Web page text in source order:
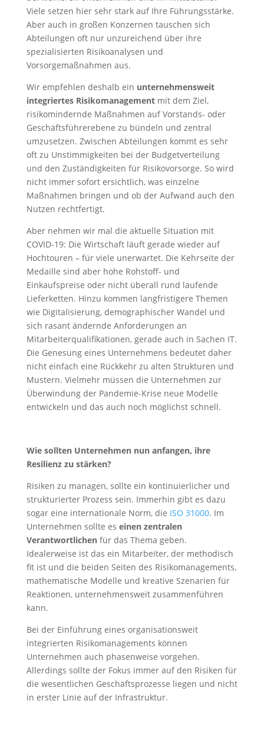
Viele setzen hier sehr stark auf Ihre Führungsstärke.
Aber auch in großen Konzernen tauschen sich
Abteilungen oft nur unzureichend über ihre
spezialisierten Risikoanalysen und
Vorsorgemaßnahmen aus.
Wir empfehlen deshalb ein unternehmensweit
integriertes Risikomanagementmit dem Ziel,
risikomindernde Maßnahmen auf Vorstands- oder
Geschäftsführerebene zu bündeln und zentral
umzusetzen. Zwischen Abteilungen kommt es sehr
oft zu Unstimmigkeiten bei der Budgetverteilung
und den Zuständigkeiten für Risikovorsorge. So wird
nicht immer sofort ersichtlich, was einzelne
Maßnahmen bringen und ob der Aufwand auch den
Nutzen rechtfertigt.
Aber nehmen wir mal die aktuelle Situation mit
COVID-19: Die Wirtschaft läuft gerade wieder auf
Hochtouren – für viele unerwartet. Die Kehrseite der
Medaille sind aber hohe Rohstoff- und
Einkaufspreise oder nicht überall rund laufende
Lieferketten. Hinzu kommen langfristigere Themen
wie Digitalisierung, demographischer Wandel und
sich rasant ändernde Anforderungen an
Mitarbeiterqualifikationen, gerade auch in Sachen IT.
Die Genesung eines Unternehmens bedeutet daher
nicht einfach eine Rückkehr zu alten Strukturen und
Mustern. Vielmehr müssen die Unternehmen zur
Überwindung der Pandemie-Krise neue Modelle
entwickeln und das auch noch möglichst schnell.
Wie sollten Unternehmen nun anfangen, ihre
Resilienz zu stärken?
Risiken zu managen, sollte ein kontinuierlicher und
strukturierter Prozess sein. Immerhin gibt es dazu
sogar eine internationale Norm, die ISO 31000. Im
Unternehmen sollte es einen zentralen
Verantwortlichenfür das Thema geben.
Idealerweise ist das ein Mitarbeiter, der methodisch
fit ist und die beiden Seiten des Risikomanagements,
mathematische Modelle und kreative Szenarien für
Reaktionen, unternehmensweit zusammenführen
kann.
Bei der Einführung eines organisationsweit
integrierten Risikomanagements können
Unternehmen auch phasenweise vorgehen.
Allerdings sollte der Fokus immer auf den Risiken für
die wesentlichen Geschäftsprozesse liegen und nicht
in erster Linie auf der Infrastruktur.